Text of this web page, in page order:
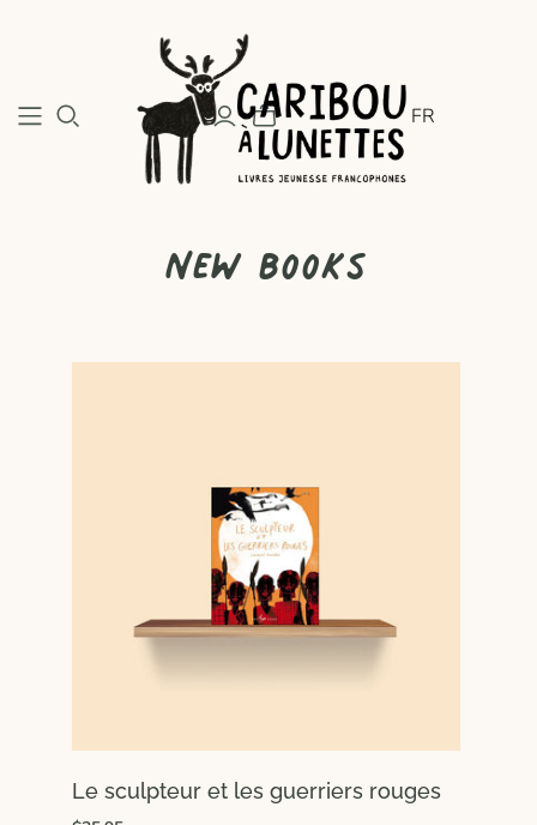
FR
New books
Le sculpteur et les guerriers rouges